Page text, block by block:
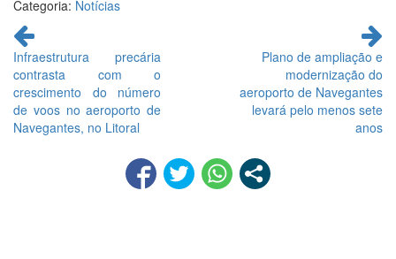
Categoria: Notícias
Continue
lendo
Infraestrutura precária
contrasta com o
crescimento do número
de voos no aeroporto de
Navegantes, no Litoral
Plano de ampliação e
modernização do
aeroporto de Navegantes
levará pelo menos sete
anos